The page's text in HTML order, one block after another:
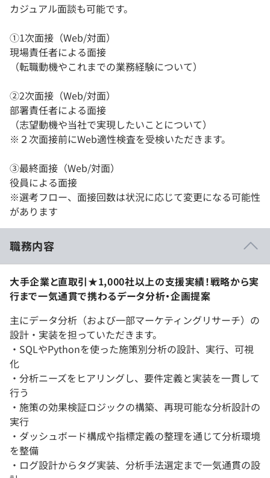
カジュアル面談も可能です。
①1次面接（Web/対面）
現場責任者による面接
（転職動機やこれまでの業務経験について）
②2次面接（Web/対面）
部署責任者による面接
（志望動機や当社で実現したいことについて）
※２次面接前にWeb適性検査を受検いただきます。
③最終面接（Web/対面）
役員による面接
※選考フロー、面接回数は状況に応じて変更になる可能性
があります
職務内容
大手企業と直取引★1,000社以上の支援実績！戦略から実
行まで一気通貫で携わるデータ分析・企画提案
主にデータ分析（および一部マーケティングリサーチ）の
設計・実装を担っていただきます。
・SQLやPythonを使った施策別分析の設計、実行、可視
化
・分析ニーズをヒアリングし、要件定義と実装を一貫して
行う
・施策の効果検証ロジックの構築、再現可能な分析設計の
実行
・ダッシュボード構成や指標定義の整理を通じて分析環境
を整備
・ログ設計からタグ実装、分析手法選定まで一気通貫の設